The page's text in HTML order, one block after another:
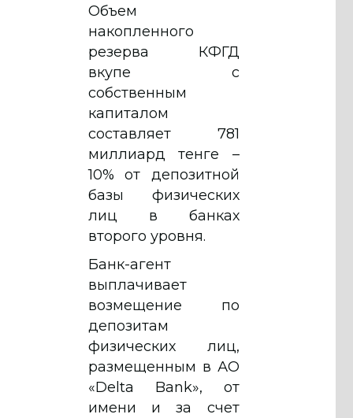
Объем
накопленного
резерва КФГД
вкупе с
собственным
капиталом
составляет 781
миллиард тенге –
10% от депозитной
базы физических
лиц в банках
второго уровня.
Банк-агент
выплачивает
возмещение по
депозитам
физических лиц,
размещенным в АО
«Delta Bank», от
имени и за счет